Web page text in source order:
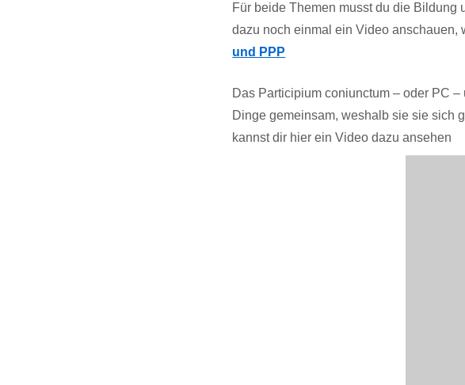
Für beide Themen musst du die Bildung
dazu noch einmal ein Video anschauen,
und PPP
Das Participium coniunctum – oder PC
Dinge gemeinsam, weshalb sie sie sich
kannst dir hier ein Video dazu ansehen